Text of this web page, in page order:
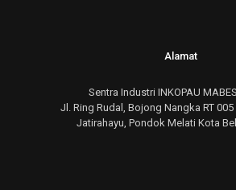
Alamat
Sentra Industri INKOPAU
Jl. Ring Rudal, Bojong Nangka RT 005
Jatirahayu, Pondok Melati Kota